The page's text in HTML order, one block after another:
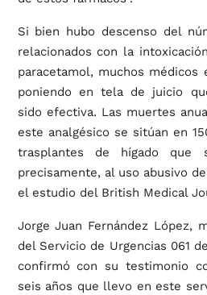
Si bien hubo descenso del
relacionados con la
paracetamol, muchos médicos
poniendo en tela de juicio
sido efectiva. Las muertes
este analgésico se sitúan en
trasplantes de hígado que
precisamente, al uso abusivo
el estudio del British Medical
Jorge Juan Fernández López,
del Servicio de Urgencias 061
confirmó con su testimonio
seis años que llevo en este